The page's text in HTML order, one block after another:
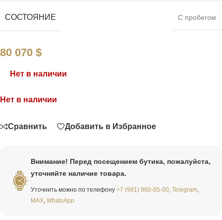
СОСТОЯНИЕ С пробегом
80 070 $
Нет в наличии
Нет в наличии
Сравнить Добавить в Избранное
Внимание! Перед посещением бутика, пожалуйста,
уточняйте наличие товара.
Уточнить можно по телефону +7 (981) 960-05-00 Telegram
MAX WhatsApp